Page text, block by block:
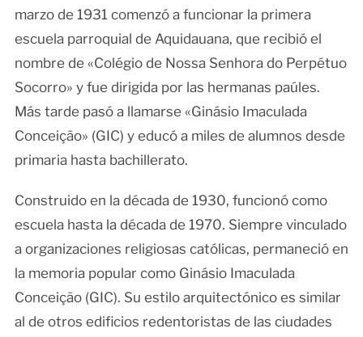
marzo de 1931 comenzó a funcionar la primera
escuela parroquial de Aquidauana, que recibió el
nombre de «Colégio de Nossa Senhora do Perpétuo
Socorro» y fue dirigida por las hermanas paúles.
Más tarde pasó a llamarse «Ginásio Imaculada
Conceição» (GIC) y educó a miles de alumnos desde
primaria hasta bachillerato.
Construido en la década de 1930, funcionó como
escuela hasta la década de 1970. Siempre vinculado
a organizaciones religiosas católicas, permaneció en
la memoria popular como Ginásio Imaculada
Conceição (GIC). Su estilo arquitectónico es similar
al de otros edificios redentoristas de las ciudades